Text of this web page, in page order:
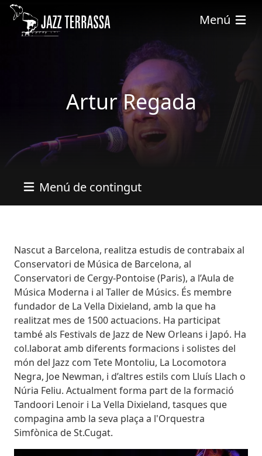
Skip to main content
Menú
Artur Regada
Menú de contingut
Bio
Nascut a Barcelona, realitza estudis de contrabaix al
Conservatori de Música de Barcelona, al
Conservatori de Cergy-Pontoise (Paris), a l’Aula de
Música Moderna i al Taller de Músics. És membre
fundador de La Vella Dixieland, amb la que ha
realitzat mes de 1500 actuacions. Ha participat
també als Festivals de Jazz de New Orleans i Japó. Ha
col.laborat amb diferents formacions i solistes del
món del Jazz com Tete Montoliu, La Locomotora
Negra, Joe Newman, i d’altres estils com Lluís Llach o
Núria Feliu. Actualment forma part de la formació
Tandoori Lenoir i La Vella Dixieland, tasques que
compagina amb la seva plaça a l'Orquestra
Simfònica de St.Cugat.